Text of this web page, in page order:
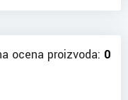
ocena proizvoda: 0